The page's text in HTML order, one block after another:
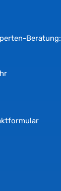
Beratung: